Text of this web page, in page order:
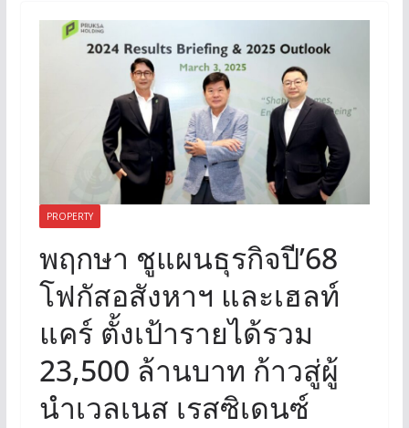
PROPERTY
พฤกษา ชูแผนธุรกิจปี’68
โฟกัสอสังหาฯ และเฮลท์
แคร์ ตั้งเป้ารายได้รวม
23,500 ล้านบาท ก้าวสู่ผู้
นำเวลเนส เรสซิเดนซ์